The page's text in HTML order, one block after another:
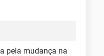
pela mudança na